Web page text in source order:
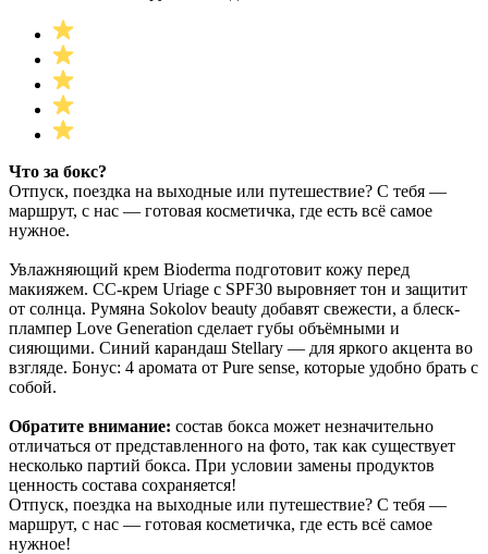
Что за бокс?
Отпуск, поездка на выходные или путешествие? С тебя —
маршрут, с нас — готовая косметичка, где есть всё самое
нужное.
Увлажняющий крем Bioderma подготовит кожу перед
макияжем. СС-крем Uriage с SPF30 выровняет тон и защитит
от солнца. Румяна Sokolov beauty добавят свежести, а блеск-
плампер Love Generation сделает губы объёмными и
сияющими. Синий карандаш Stellary — для яркого акцента во
взгляде. Бонус: 4 аромата от Pure sense, которые удобно брать с
собой.
Обратите внимание: состав бокса может незначительно
отличаться от представленного на фото, так как существует
несколько партий бокса. При условии замены продуктов
ценность состава сохраняется!
Отпуск, поездка на выходные или путешествие? С тебя —
маршрут, с нас — готовая косметичка, где есть всё самое
нужное!